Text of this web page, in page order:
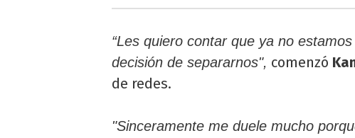
“Les quiero contar que ya no
decisión de separarnos", comenzó
de redes.
"Sinceramente me duele mucho